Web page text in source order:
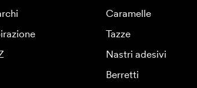
Caramelle
Tazze
Nastri adesivi
Berretti